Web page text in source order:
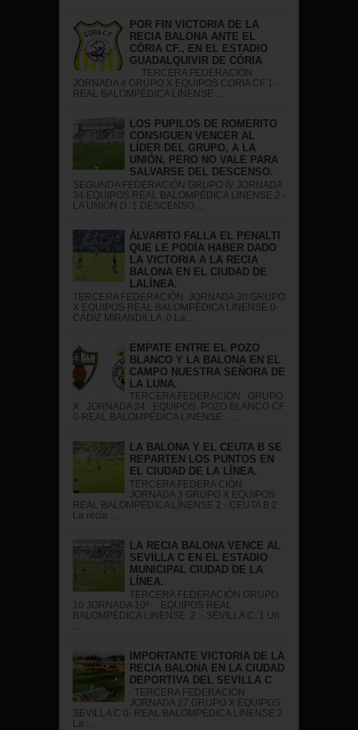
POR FIN VICTORIA DE LA
RECIA BALONA ANTE EL
CÓRIA CF., EN EL ESTADIO
GUADALQUIVIR DE CÓRIA
TERCERA FEDERACIÓN
JORNADA 4 GRUPO X EQUIPOS CORIA CF 1 -
REAL BALOMPÉDICA LINENSE ...
LOS PUPILOS DE ROMERITO
CONSIGUEN VENCER AL
LÍDER DEL GRUPO, A LA
UNIÓN, PERO NO VALE PARA
SALVARSE DEL DESCENSO.
SEGUNDA FEDERACIÓN GRUPO IV JORNADA
34 EQUIPOS REAL BALOMPÉDICA LINENSE 2 -
LA UNIÓN D. 1 DESCENSO ...
ÁLVARITO FALLA EL PENALTI
QUE LE PODÍA HABER DADO
LA VICTORIA A LA RECIA
BALONA EN EL CIUDAD DE
LALÍNEA.
TERCERA FEDERACIÓN JORNADA 30 GRUPO
X EQUIPOS REAL BALOMPÉDICA LINENSE 0-
CÁDIZ MIRANDILLA 0 La ...
EMPATE ENTRE EL POZO
BLANCO Y LA BALONA EN EL
CAMPO NUESTRA SEÑORA DE
LA LUNA.
TERCERA FEDERACIÓN GRUPO
X JORNADA 24 EQUIPOS POZO BLANCO CF
0-REAL BALOMPÉDICA LINENSE ...
LA BALONA Y EL CEUTA B SE
REPARTEN LOS PUNTOS EN
EL CIUDAD DE LA LÍNEA.
TERCERA FEDERA CIÓN
JORNADA 3 GRUPO X EQUIPOS
REAL BALOMPÉDICA LÍNENSE 2 - CEUTA B 2
La recia ...
LA RECIA BALONA VENCE AL
SEVILLA C EN EL ESTADIO
MUNICIPAL CIUDAD DE LA
LÍNEA.
TERCERA FEDERACIÓN GRUPO
10 JORNADA 10ª EQUIPOS REAL
BALOMPÉDICA LINENSE 2 - SEVILLA C 1 Un
IMPORTANTE VICTORIA DE LA
RECIA BALONA EN LA CIUDAD
DEPORTIVA DEL SEVILLA C
TERCERA FEDERACIÓN
JORNADA 27 GRUPO X EQUIPOS
SEVILLA C 0- REAL BALOMPÉDICA LINENSE 2
La ...